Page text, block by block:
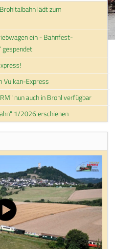
lädt zum
ein - Bahnfest-
gespendet
Vulkan-Express
nun auch in Brohl verfügbar
1/2026 erschienen